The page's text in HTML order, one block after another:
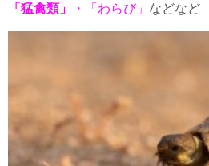
「猛禽類」
・「わらび」 などなど